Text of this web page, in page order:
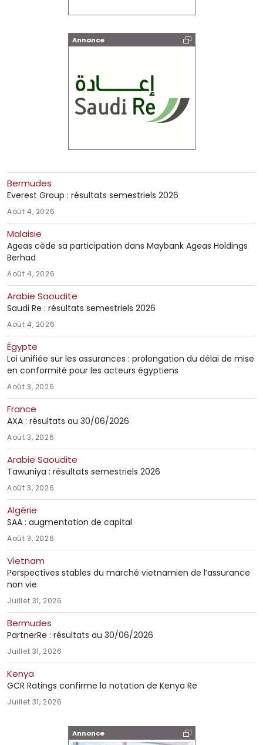
Annonce
Annonce
Bermudes
Everest Group : résultats semestriels 2026
Août 4, 2026
Malaisie
Ageas cède sa participation dans Maybank Ageas Holdings
Berhad
Août 4, 2026
Arabie Saoudite
Saudi Re : résultats semestriels 2026
Août 4, 2026
Égypte
Loi unifiée sur les assurances : prolongation du délai de mise
en conformité pour les acteurs égyptiens
Août 3, 2026
France
AXA : résultats au 30/06/2026
Août 3, 2026
Arabie Saoudite
Tawuniya : résultats semestriels 2026
Août 3, 2026
Algérie
SAA : augmentation de capital
Août 3, 2026
Vietnam
Perspectives stables du marché vietnamien de l’assurance
non vie
Juillet 31, 2026
Bermudes
PartnerRe : résultats au 30/06/2026
Juillet 31, 2026
Kenya
GCR Ratings confirme la notation de Kenya Re
Juillet 31, 2026